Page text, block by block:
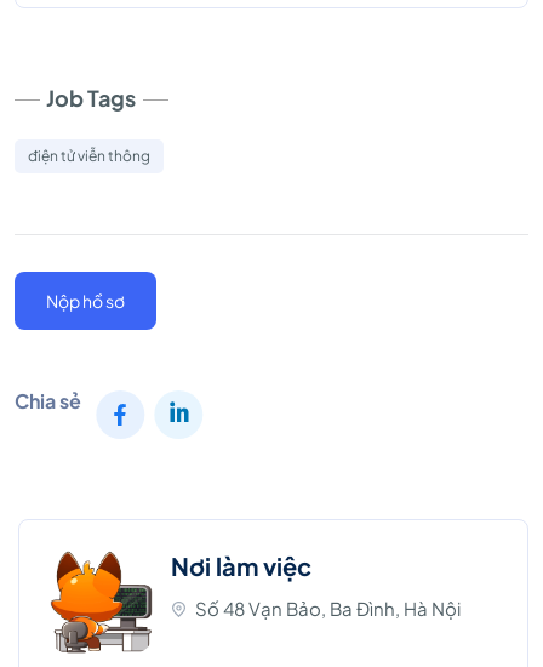
Job Tags
điện tử viễn thông
Nộp hồ sơ
Chia sẻ
Nơi làm việc
Số 48 Vạn Bảo, Ba Đình, Hà Nội